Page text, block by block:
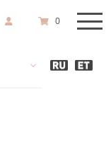
0